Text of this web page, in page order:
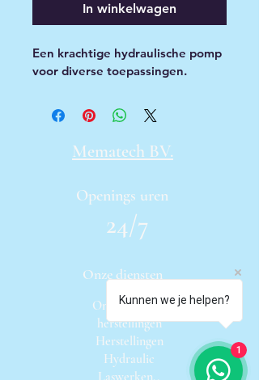
In winkelwagen
Een krachtige hydraulische pomp
voor diverse toepassingen.
Mematech BV.
Openings uren
24/7
Onze diensten
Onderhoud en
herstellingen
Herstellingen
Hydraulic
Laswerken,,
Kunnen we je helpen?
1